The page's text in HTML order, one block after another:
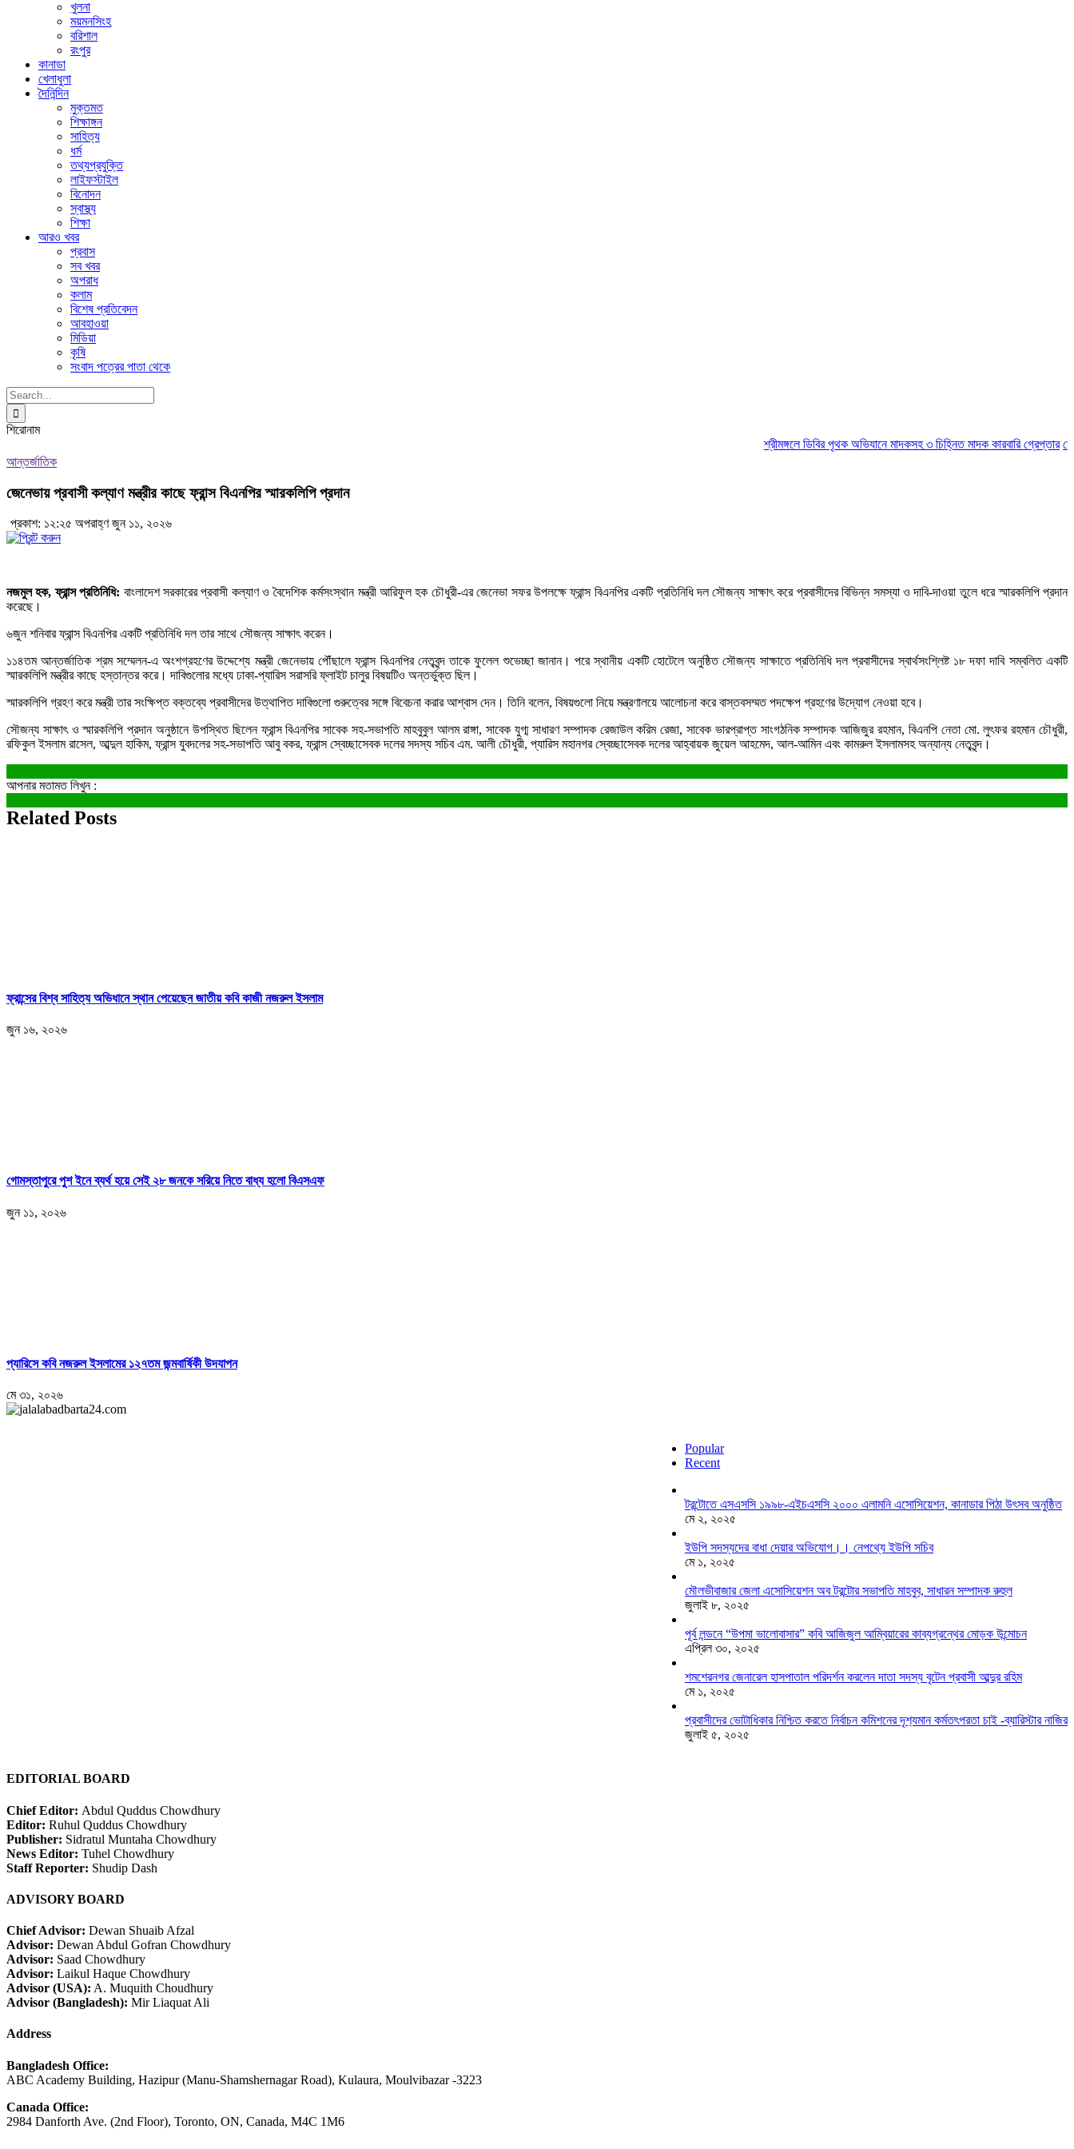
খুলনা
ময়মনসিংহ
বরিশাল
রংপুর
কানাডা
খেলাধুলা
দৈনিন্দিন
মুক্তমত
শিক্ষাঙ্গন
সাহিত্য
ধর্ম
তথ্যপ্রযুক্তি
লাইফস্টাইল
বিনোদন
স্বাস্থ্য
শিক্ষা
আরও খবর
প্রবাস
সব খবর
অপরাধ
কলাম
বিশেষ প্রতিবেদন
আবহাওয়া
মিডিয়া
কৃষি
সংবাদ পত্রের পাতা থেকে
Search
for:
শিরোনাম
শ্রীমঙ্গলে ডিবির পৃথক অভিযানে মাদকসহ ৩ চিহ্নিত মাদক কারবারি গ্রেপ্তার
আন্তর্জাতিক
জেনেভায় প্রবাসী কল্যাণ মন্ত্রীর কাছে ফ্রান্স বিএনপির স্মারকলিপি প্রদান
প্রকাশ: ১২:২৫ অপরাহ্ণ জুন ১১, ২০২৬
নজমুল হক, ফ্রান্স প্রতিনিধি: বাংলাদেশ সরকারের প্রবাসী কল্যাণ ও বৈদেশিক কর্মসংস্থান মন্ত্রী আরিফুল হক চৌধুরী-এর জেনেভা সফর উপলক্ষে ফ্রান্স বিএনপির একটি প্রতিনিধি দল সৌজন্য সাক্ষাৎ করে প্রবাসীদের বিভিন্ন সমস্যা ও দাবি-দাওয়া তুলে ধরে স্মারকলিপি প্রদান
করেছে।
৬জুন শনিবার ফ্রান্স বিএনপির একটি প্রতিনিধি দল তার সাথে সৌজন্য সাক্ষাৎ করেন।
১১৪তম আন্তর্জাতিক শ্রম সম্মেলন-এ অংশগ্রহণের উদ্দেশ্যে মন্ত্রী জেনেভায় পৌঁছালে ফ্রান্স বিএনপির নেতৃবৃন্দ তাকে ফুলেল শুভেচ্ছা জানান। পরে স্থানীয় একটি হোটেলে অনুষ্ঠিত সৌজন্য সাক্ষাতে প্রতিনিধি দল প্রবাসীদের স্বার্থসংশ্লিষ্ট ১৮ দফা দাবি সম্বলিত একটি
স্মারকলিপি মন্ত্রীর কাছে হস্তান্তর করে। দাবিগুলোর মধ্যে ঢাকা-প্যারিস সরাসরি ফ্লাইট চালুর বিষয়টিও অন্তর্ভুক্ত ছিল।
স্মারকলিপি গ্রহণ করে মন্ত্রী তার সংক্ষিপ্ত বক্তব্যে প্রবাসীদের উত্থাপিত দাবিগুলো গুরুত্বের সঙ্গে বিবেচনা করার আশ্বাস দেন। তিনি বলেন, বিষয়গুলো নিয়ে মন্ত্রণালয়ে আলোচনা করে বাস্তবসম্মত পদক্ষেপ গ্রহণের উদ্যোগ নেওয়া হবে।
সৌজন্য সাক্ষাৎ ও স্মারকলিপি প্রদান অনুষ্ঠানে উপস্থিত ছিলেন ফ্রান্স বিএনপির সাবেক সহ-সভাপতি মাহবুবুল আলম রাঙ্গা, সাবেক যুগ্ম সাধারণ সম্পাদক রেজাউল করিম রেজা, সাবেক ভারপ্রাপ্ত সাংগঠনিক সম্পাদক আজিজুর রহমান, বিএনপি নেতা মো. লুৎফর রহমান চৌধুরী,
রফিকুল ইসলাম রাসেল, আব্দুল হাকিম, ফ্রান্স যুবদলের সহ-সভাপতি আবু বকর, ফ্রান্স স্বেচ্ছাসেবক দলের সদস্য সচিব এম. আলী চৌধুরী, প্যারিস মহানগর স্বেচ্ছাসেবক দলের আহ্বায়ক জুয়েল আহমেদ, আল-আমিন এবং কামরুল ইসলামসহ অন্যান্য নেতৃবৃন্দ।
আপনার মতামত লিখুন :
Related Posts
ফ্রান্সের বিশ্ব সাহিত্য অভিধানে স্থান পেয়েছেন জাতীয় কবি কাজী নজরুল ইসলাম
জুন ১৬, ২০২৬
গোমস্তাপুরে পুশ ইনে ব্যর্থ হয়ে সেই ২৮ জনকে সরিয়ে নিতে বাধ্য হলো বিএসএফ
জুন ১১, ২০২৬
প্যারিসে কবি নজরুল ইসলামের ১২৭তম জন্মবার্ষিকী উদযাপন
মে ৩১, ২০২৬
Popular
Recent
টরন্টোতে এসএসসি ১৯৯৮-এইচএসসি ২০০০ এলামনি এসোসিয়েশন, কানাডার পিঠা উৎসব অনুষ্ঠিত
মে ২, ২০২৫
ইউপি সদস্যদের বাধা দেয়ার অভিযোগ।। নেপথ্যে ইউপি সচিব
মে ১, ২০২৫
মৌলভীবাজার জেলা এসোসিয়েশন অব টরন্টোর সভাপতি মাহবুব, সাধারন সম্পাদক রুহুল
জুলাই ৮, ২০২৫
পূর্ব লন্ডনে “উপমা ভালোবাসার” কবি আজিজুল আম্বিয়ারের কাব্যগ্রন্থের মোড়ক উন্মোচন
এপ্রিল ৩০, ২০২৫
শমশেরনগর জেনারেল হাসপাতাল পরিদর্শন করলেন দাতা সদস্য বৃটেন প্রবাসী আব্দুর রহিম
মে ১, ২০২৫
প্রবাসীদের ভোটাধিকার নিশ্চিত করতে নির্বাচন কমিশনের দৃশ‍্যমান কর্মতৎপরতা চাই -ব্যারিস্টার নাজির
জুলাই ৫, ২০২৫
EDITORIAL BOARD
Chief Editor: Abdul Quddus Chowdhury
Editor: Ruhul Quddus Chowdhury
Publisher: Sidratul Muntaha Chowdhury
News Editor: Tuhel Chowdhury
Staff Reporter: Shudip Dash
ADVISORY BOARD
Chief Advisor: Dewan Shuaib Afzal
Advisor: Dewan Abdul Gofran Chowdhury
Advisor: Saad Chowdhury
Advisor: Laikul Haque Chowdhury
Advisor (USA): A. Muquith Choudhury
Advisor (Bangladesh): Mir Liaquat Ali
Address
Bangladesh Office:
ABC Academy Building, Hazipur (Manu-Shamshernagar Road), Kulaura, Moulvibazar -3223
Canada Office:
2984 Danforth Ave. (2nd Floor), Toronto, ON, Canada, M4C 1M6